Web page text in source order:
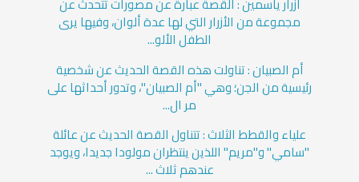
مجموعة من الأزرار التي لها عدة ألوان، وفيها يرى
الطفل الألو...
أم الصبيان : تناولت هذه القصة الحديث عن شخصية
رئيسية من الجن؛ وهي "أم الصبيان"، وتدور أحداثها على
مر ال...
علياء والقطط الثلاث : تتناول القصة الحديث عن عائلة
"سامي" و"مريم" اللذين ينتظران مولودا جديدا، ويوجد
عندهم ثلاث ...